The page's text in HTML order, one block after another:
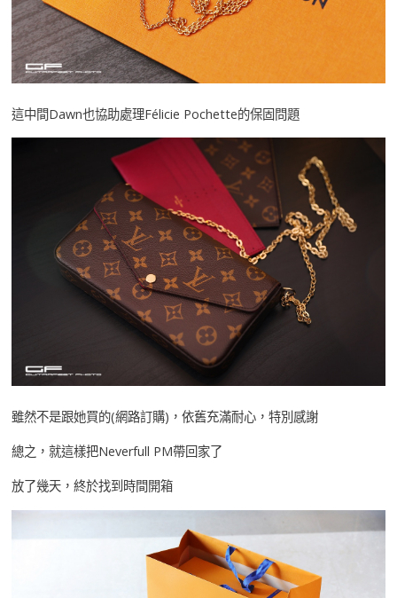
這中間Dawn也協助處理Félicie Pochette的保固問題
雖然不是跟她買的(網路訂購)，依舊充滿耐心，特別感謝
總之，就這樣把Neverfull PM帶回家了
放了幾天，終於找到時間開箱